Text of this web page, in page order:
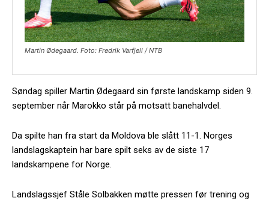
Martin Ødegaard. Foto: Fredrik Varfjell / NTB
Søndag spiller Martin Ødegaard sin første landskamp siden 9.
september når Marokko står på motsatt banehalvdel.
Da spilte han fra start da Moldova ble slått 11-1. Norges
landslagskaptein har bare spilt seks av de siste 17
landskampene for Norge.
Landslagssjef Ståle Solbakken møtte pressen før trening og